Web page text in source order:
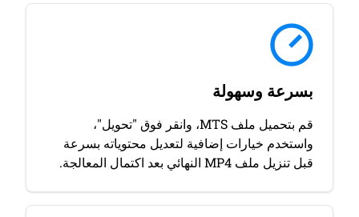
بسرعة وسهولة
قم بتحميل ملف MTS، وانقر فوق "تحويل"،
واستخدم خيارات إضافية لتعديل محتوياته بسرعة
قبل تنزيل ملف MP4 النهائي بعد اكتمال المعالجة.